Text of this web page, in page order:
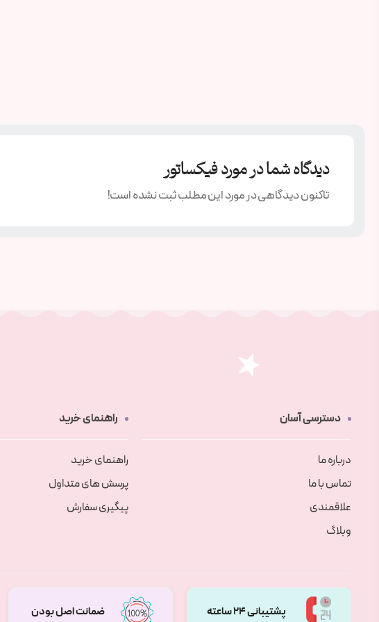
دیدگاه شما در مورد فیکساتور
تاکنون دیدگاهی در مورد این مطلب ثبت نشده است!
دسترسی آسان
درباره ما
تماس با ما
علاقمندی
وبلاگ
راهنمای خرید
راهنمای خرید
پرسش های متداول
پیگیری سفارش
پشتیبانی 24 ساعته ضمانت اصل بودن